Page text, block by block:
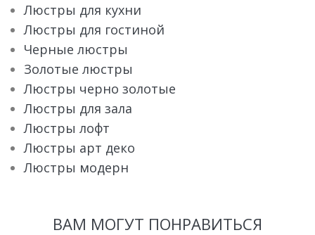
Люстры для кухни
Люстры для гостиной
Черные люстры
Золотые люстры
Люстры черно золотые
Люстры для зала
Люстры лофт
Люстры арт деко
Люстры модерн
ВАМ МОГУТ ПОНРАВИТЬСЯ